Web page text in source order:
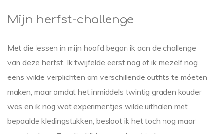
Mijn herfst-challenge
Met die lessen in mijn hoofd begon ik aan de challenge
van deze herfst. Ik twijfelde eerst nog of ik mezelf nog
eens wilde verplichten om verschillende outfits te móeten
maken, maar omdat het inmiddels twintig graden kouder
was en ik nog wat experimentjes wilde uithalen met
bepaalde kledingstukken, besloot ik het toch nog maar